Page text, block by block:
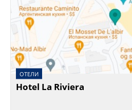
ОТЕЛИ
Hotel La Riviera